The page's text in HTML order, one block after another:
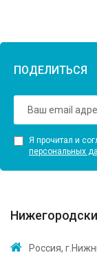
ПОДЕЛИТЬСЯ
Я прочитал и
персональных
Россия,